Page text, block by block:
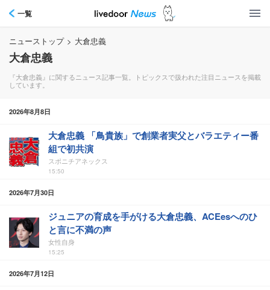
一覧
ニューストップ > 大倉忠義
大倉忠義
『大倉忠義』に関するニュース記事一覧。トピックスで扱われた注目ニュースを掲載
しています。
2026年8月8日
大倉忠義 「鳥貴族」で創業者実父とバラエティー番
組で初共演
スポニチアネックス
15:50
2026年7月30日
ジュニアの育成を手がける大倉忠義、ACEesへのひ
と言に不満の声
女性自身
15:25
2026年7月12日